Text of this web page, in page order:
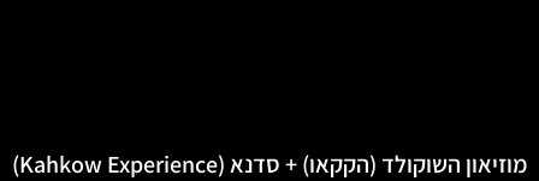
מוזיאון השוקולד (הקקאו) + סדנא (Kahkow Experience)